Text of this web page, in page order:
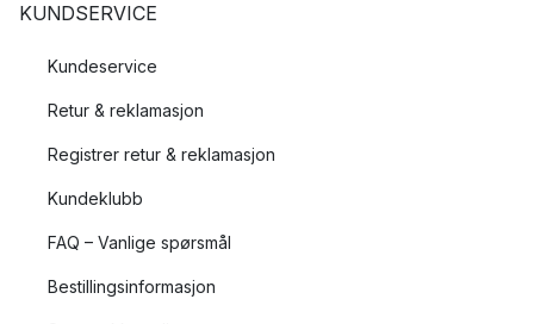
KUNDSERVICE
Kundeservice
Retur & reklamasjon
Registrer retur & reklamasjon
Kundeklubb
FAQ – Vanlige spørsmål
Bestillingsinformasjon